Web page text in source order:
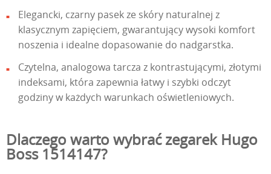
Elegancki, czarny pasek ze skóry naturalnej z
klasycznym zapięciem, gwarantujący wysoki komfort
noszenia i idealne dopasowanie do nadgarstka.
Czytelna, analogowa tarcza z kontrastującymi, złotymi
indeksami, która zapewnia łatwy i szybki odczyt
godziny w każdych warunkach oświetleniowych.
Dlaczego warto wybrać zegarek Hugo
Boss 1514147?